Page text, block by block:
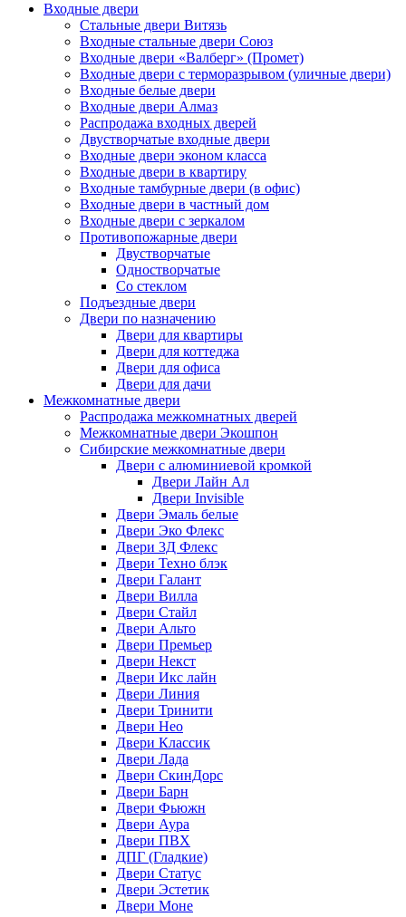
Входные двери
Стальные двери Витязь
Входные стальные двери Союз
Входные двери «Валберг» (Промет)
Входные двери с терморазрывом (уличные двери)
Входные белые двери
Входные двери Алмаз
Распродажа входных дверей
Двустворчатые входные двери
Входные двери эконом класса
Входные двери в квартиру
Входные тамбурные двери (в офис)
Входные двери в частный дом
Входные двери с зеркалом
Противопожарные двери
Двустворчатые
Одностворчатые
Со стеклом
Подъездные двери
Двери по назначению
Двери для квартиры
Двери для коттеджа
Двери для офиса
Двери для дачи
Межкомнатные двери
Распродажа межкомнатных дверей
Межкомнатные двери Экошпон
Сибирские межкомнатные двери
Двери с алюминиевой кромкой
Двери Лайн Ал
Двери Invisible
Двери Эмаль белые
Двери Эко Флекс
Двери 3Д Флекс
Двери Техно блэк
Двери Галант
Двери Вилла
Двери Стайл
Двери Альто
Двери Премьер
Двери Некст
Двери Икс лайн
Двери Линия
Двери Тринити
Двери Нео
Двери Классик
Двери Лада
Двери СкинДорс
Двери Барн
Двери Фьюжн
Двери Аура
Двери ПВХ
ДПГ (Гладкие)
Двери Статус
Двери Эстетик
Двери Моне